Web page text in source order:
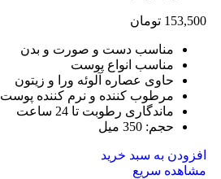
153,500 تومان
مناسب دست و صورت و بدن
مناسب انواع پوست
حاوی عصاره آلوئه ورا و زیتون
مرطوب کننده و نرم کننده پوست
ماندگاری رطوبت تا 24 ساعت
حجم: 350 میل
افزودن به سبد خرید
مشاهده سریع